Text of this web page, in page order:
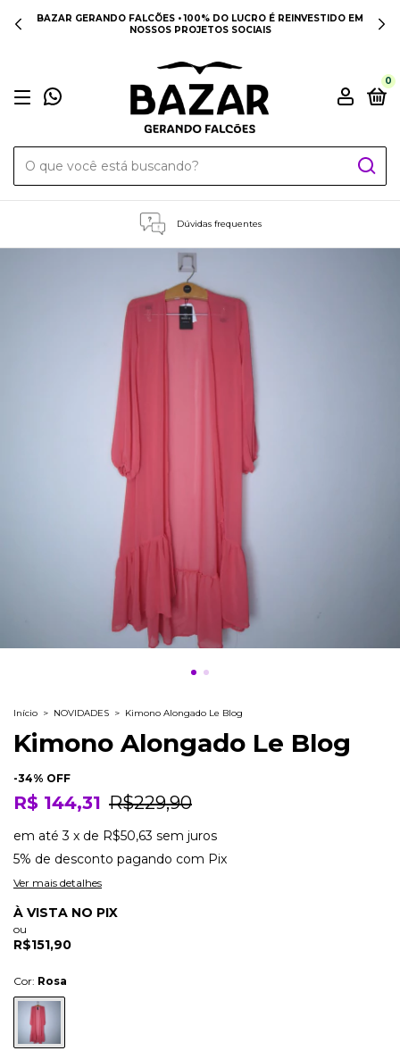
BAZAR GERANDO FALCÕES • 100% DO LUCRO É REINVESTIDO EM
NOSSOS PROJETOS SOCIAIS
0
Dúvidas frequentes
Início > NOVIDADES > Kimono Alongado Le Blog
Kimono Alongado Le Blog
-34% OFF
R$ 144,31 R$229,90
em até3 x de R$50,63 sem juros
5% de desconto pagando com Pix
Ver mais detalhes
À VISTA NO PIX
ou
R$151,90
Cor: Rosa